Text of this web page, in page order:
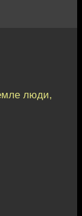
люди,